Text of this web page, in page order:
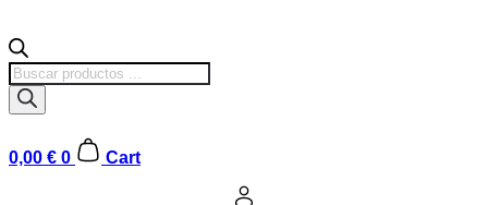
Búsqueda
de
productos
0,00 € 0 Cart